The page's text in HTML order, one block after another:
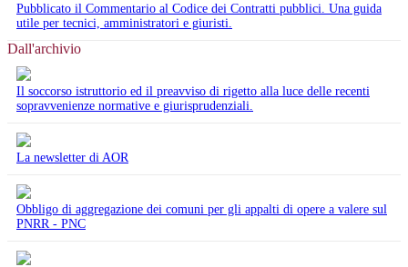
Pubblicato il Commentario al Codice dei Contratti pubblici. Una guida
utile per tecnici, amministratori e giuristi.
Dall'archivio
Il soccorso istruttorio ed il preavviso di rigetto alla luce delle recenti
sopravvenienze normative e giurisprudenziali.
La newsletter di AOR
Obbligo di aggregazione dei comuni per gli appalti di opere a valere sul
PNRR - PNC